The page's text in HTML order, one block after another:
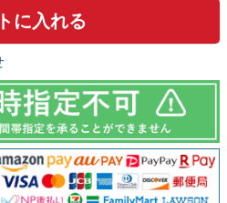
に入れる